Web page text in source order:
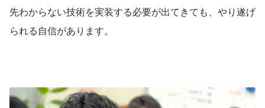
先わからない技術を実装する必要が出てきても、やり遂げ
られる自信があります。